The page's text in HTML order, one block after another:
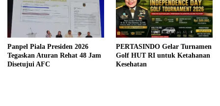
Panpel Piala Presiden 2026
Tegaskan Aturan Rehat 48 Jam
Disetujui AFC
PERTASINDO Gelar Turnamen
Golf HUT RI untuk Ketahanan
Kesehatan